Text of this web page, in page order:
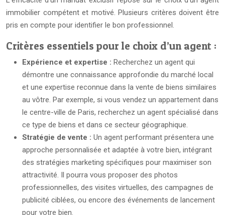
immobilier compétent et motivé. Plusieurs critères doivent être
pris en compte pour identifier le bon professionnel.
Critères essentiels pour le choix d’un agent :
Expérience et expertise : Recherchez un agent qui
démontre une connaissance approfondie du marché local
et une expertise reconnue dans la vente de biens similaires
au vôtre. Par exemple, si vous vendez un appartement dans
le centre-ville de Paris, recherchez un agent spécialisé dans
ce type de biens et dans ce secteur géographique.
Stratégie de vente : Un agent performant présentera une
approche personnalisée et adaptée à votre bien, intégrant
des stratégies marketing spécifiques pour maximiser son
attractivité. Il pourra vous proposer des photos
professionnelles, des visites virtuelles, des campagnes de
publicité ciblées, ou encore des événements de lancement
pour votre bien.